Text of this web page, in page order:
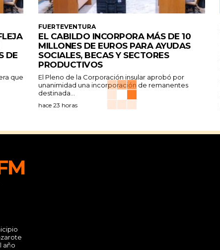
DE
que
FUERTEVENTURA
EL CABILDO INCORPORA MÁS DE 10
MILLONES DE EUROS PARA AYUDAS
SOCIALES, BECAS Y SECTORES
PRODUCTIVOS
El Pleno de la Corporación insular aprobó por
unanimidad una incorporación de remanentes
destinada...
hace 23 horas